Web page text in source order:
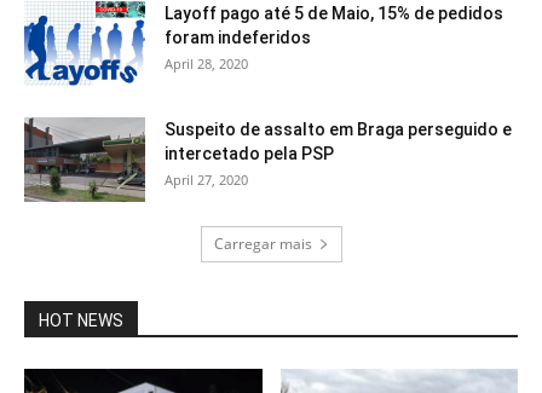
Layoff pago até 5 de Maio, 15% de pedidos
foram indeferidos
April 28, 2020
Suspeito de assalto em Braga perseguido e
intercetado pela PSP
April 27, 2020
Carregar mais
HOT NEWS